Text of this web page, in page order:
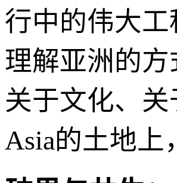
行中的伟大
理解亚洲的
关于文化、
Asia的土地上